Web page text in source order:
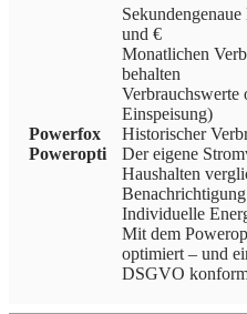
Powerfox
Poweropti
und €
Monatlichen
behalten
Verbrauchswerte
Einspeisung)
Historischer
Der eigene
Haushalten
Individuelle
Mit dem
optimiert – und
DSGVO